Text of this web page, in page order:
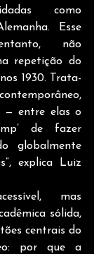
como
Esse
não
repetição do
1930. Trata-
— entre elas o
de fazer
globalmente
explica Luiz
mas
sólida,
centrais do
por que a